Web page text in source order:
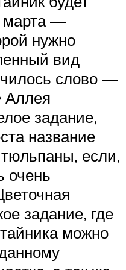
марта —
нужно
вид
слово —
Аллея
задание,
название
если,
очень
задание, где
можно